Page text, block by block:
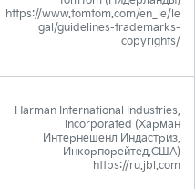
https://www.tomtom.com/en_ie/le
gal/guidelines-trademarks-
copyrights/
Harman International Industries,
Incorporated (Харман
Интернешенл Индастриз,
Инкорпорейтед,США)
https://ru.jbl.com